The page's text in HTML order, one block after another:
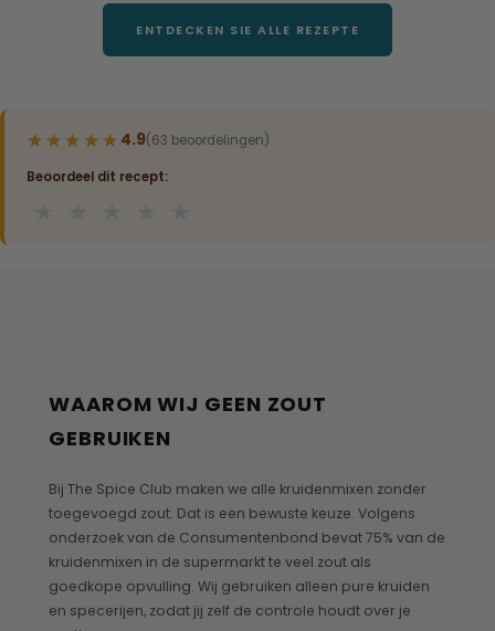
ENTDECKEN SIE ALLE REZEPTE
★★★★★
★★★★★ 4.9(63 beoordelingen)
Beoordeel dit recept:
WAAROM WIJ GEEN ZOUT
GEBRUIKEN
Bij The Spice Club maken we alle kruidenmixen zonder
toegevoegd zout. Dat is een bewuste keuze. Volgens
onderzoek van de Consumentenbond bevat 75% van de
kruidenmixen in de supermarkt te veel zout als
goedkope opvulling. Wij gebruiken alleen pure kruiden
en specerijen, zodat jij zelf de controle houdt over je